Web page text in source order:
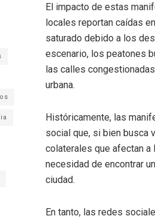
El impacto de estas
locales reportan caídas
saturado debido a los
escenario, los peatones
las calles
urbana.
Históricamente, las
social que, si bien busca
colaterales que afectan a
necesidad de encontrar
ciudad.
En tanto, las redes